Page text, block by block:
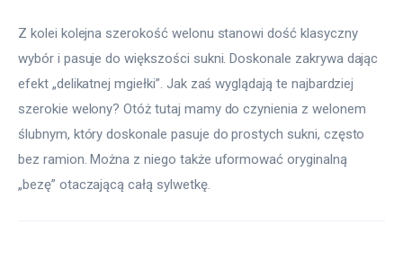
Z kolei kolejna szerokość welonu stanowi dość klasyczny
wybór i pasuje do większości sukni. Doskonale zakrywa dając
efekt „delikatnej mgiełki”. Jak zaś wyglądają te najbardziej
szerokie welony? Otóż tutaj mamy do czynienia z welonem
ślubnym, który doskonale pasuje do prostych sukni, często
bez ramion. Można z niego także uformować oryginalną
„bezę” otaczającą całą sylwetkę.